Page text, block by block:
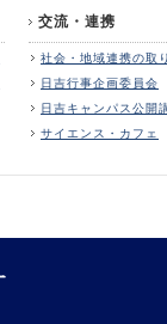
交流・連携
社会・地域連携の取
日吉行事企画委員会
日吉キャンパス公開
サイエンス・カフェ